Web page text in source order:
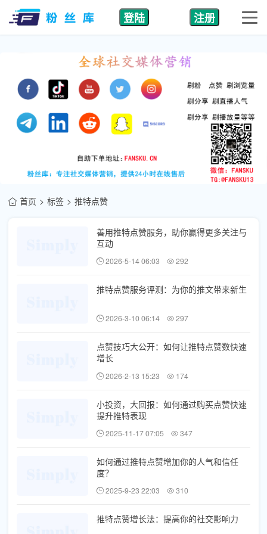
登陆 注册
首页 标签 推特点赞
善用推特点赞服务，助你赢得更多关注与
互动
2026-5-14 06:03 292
推特点赞服务评测：为你的推文带来新生
2026-3-10 06:14 297
点赞技巧大公开：如何让推特点赞数快速
增长
2026-2-13 15:23 174
小投资，大回报：如何通过购买点赞快速
提升推特表现
2025-11-17 07:05 347
如何通过推特点赞增加你的人气和信任
度？
2025-9-23 22:03 310
推特点赞增长法：提高你的社交影响力